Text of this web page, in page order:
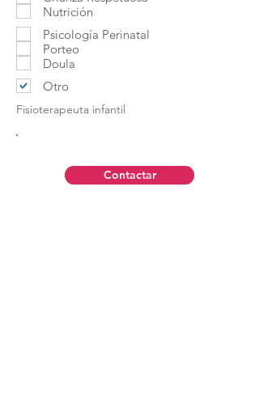
Nutrición
Psicología Perinatal
Porteo
Doula
Otro
Fisioterapeuta infantil
Contactar